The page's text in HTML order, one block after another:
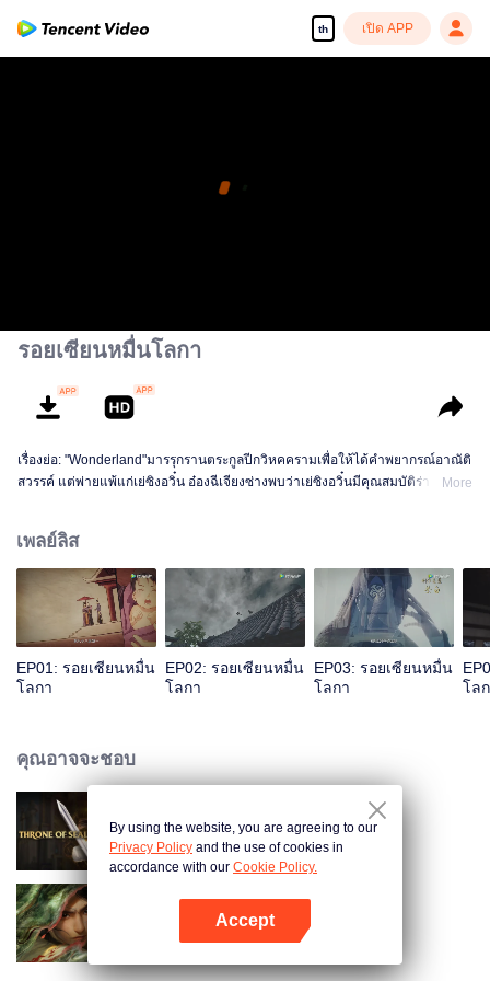
th เปิด APP
รอยเซียนหมื่นโลกา
เรื่องย่อ: "Wonderland"มารรุกรานตระกูลปีกวิหคครามเพื่อให้ได้คำพยากรณ์อาณัติ
สวรรค์ แต่พ่ายแพ้แก่เย่ซิงอวิ๋น อ๋องฉีเจียงซ่างพบว่าเย่ซิงอวิ๋นมีคุณสมบัติร่างกาย
รกับเย่ซิงอวิ๋น...
More
เพลย์ลิส
EP01: รอยเซียนหมื่น
โลกา
EP02: รอยเซียนหมื่น
โลกา
EP03: รอยเซียนหมื่น
โลกา
โล
คุณอาจจะชอบ
ผนึกเทพบัลลังก์ราชันย์
กระบี่จงมา
By using the website, you are agreeing to our
Privacy Policy and the use of cookies in
accordance with our Cookie Policy.
Accept